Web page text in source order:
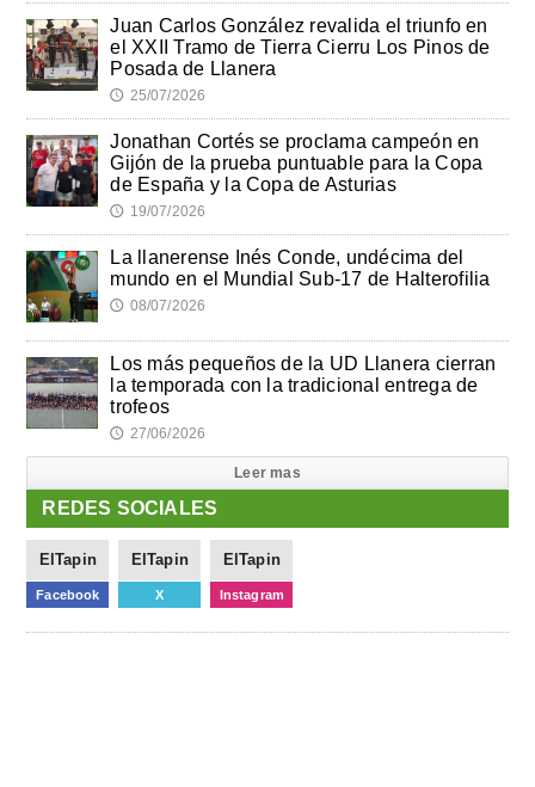
Juan Carlos González revalida el triunfo en
el XXII Tramo de Tierra Cierru Los Pinos de
Posada de Llanera
🕔 25/07/2026
Jonathan Cortés se proclama campeón en
Gijón de la prueba puntuable para la Copa
de España y la Copa de Asturias
🕔 19/07/2026
La llanerense Inés Conde, undécima del
mundo en el Mundial Sub-17 de Halterofilia
🕔 08/07/2026
Los más pequeños de la UD Llanera cierran
la temporada con la tradicional entrega de
trofeos
🕔 27/06/2026
Leer mas
REDES SOCIALES
ElTapin
Facebook
ElTapin
X
ElTapin
Instagram